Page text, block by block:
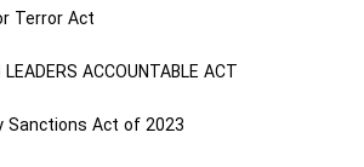
Terror Act
LEADERS ACCOUNTABLE ACT
Sanctions Act of 2023